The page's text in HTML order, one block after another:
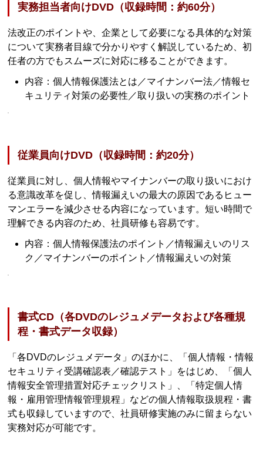
実務担当者向けDVD（収録時間：約60分）
法改正のポイントや、企業として必要になる具体的な対策
について実務者目線で分かりやすく解説しているため、初
任者の方でもスムーズに対応に移ることができます。
内容：個人情報保護法とは／マイナンバー法／情報セ
キュリティ対策の必要性／取り扱いの実務のポイント
従業員向けDVD（収録時間：約20分）
従業員に対し、個人情報やマイナンバーの取り扱いにおけ
る意識改革を促し、情報漏えいの最大の原因であるヒュー
マンエラーを減少させる内容になっています。短い時間で
理解できる内容のため、社員研修も容易です。
内容：個人情報保護法のポイント／情報漏えいのリス
ク／マイナンバーのポイント／情報漏えいの対策
書式CD（各DVDのレジュメデータおよび各種規
程・書式データ収録）
「各DVDのレジュメデータ」のほかに、「個人情報・情報
セキュリティ受講確認表／確認テスト」をはじめ、「個人
情報安全管理措置対応チェックリスト」、「特定個人情
報・雇用管理情報管理規程」などの個人情報取扱規程・書
式も収録していますので、社員研修実施のみに留まらない
実務対応が可能です。